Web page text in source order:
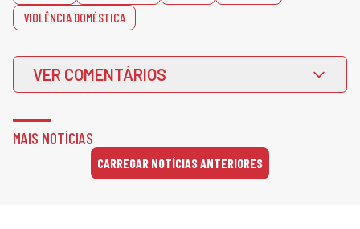
VIOLÊNCIA DOMÉSTICA
VER COMENTÁRIOS
MAIS NOTÍCIAS
CARREGAR NOTÍCIAS ANTERIORES